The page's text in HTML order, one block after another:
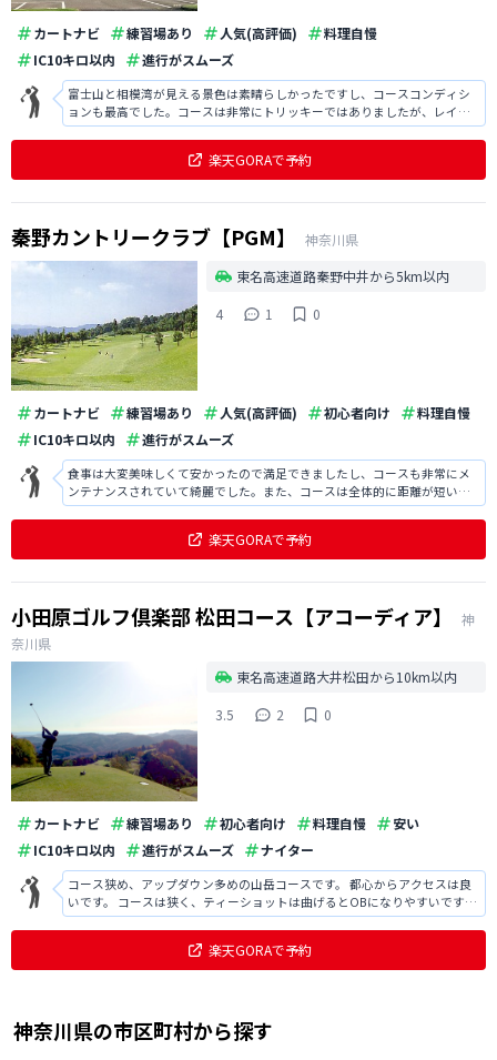
カートナビ 練習場あり 人気(高評価)
料理自慢
IC10キロ以内
進行がスムーズ
富士山と相模湾が見える景色は素晴らしかったですし、コースコンディシ
ョンも最高でした。コースは非常にトリッキーではありましたが、レイア
ウトが面白くラウンドしていても楽しかったです。
楽天GORAで予約
秦野カントリークラブ【PGM】
神奈川県
東名高速道路秦野中井から5km以内
4
1 0
カートナビ 練習場あり 人気(高評価) 初心者向け
料理自慢
IC10キロ以内
進行がスムーズ
食事は大変美味しくて安かったので満足できましたし、コースも非常にメ
ンテナンスされていて綺麗でした。また、コースは全体的に距離が短いで
すが、トリッキーでレイアウトが面白く戦略性が高かったので楽しめまし
楽天GORAで予約
小田原ゴルフ倶楽部 松田コース【アコーディア】
神
奈川県
東名高速道路大井松田から10km以内
3.5
2 0
カートナビ 練習場あり 初心者向け 料理自慢
安い
IC10キロ以内
進行がスムーズ ナイター
コース狭め、アップダウン多めの山岳コースです。 都心からアクセスは良
いです。 コースは狭く、ティーショットは曲げるとOBになりやすいです。
また、アップダウンが相当あるため、アイアンの距離感を合わせることに
楽天GORAで予約
神奈川県の市区町村から探す